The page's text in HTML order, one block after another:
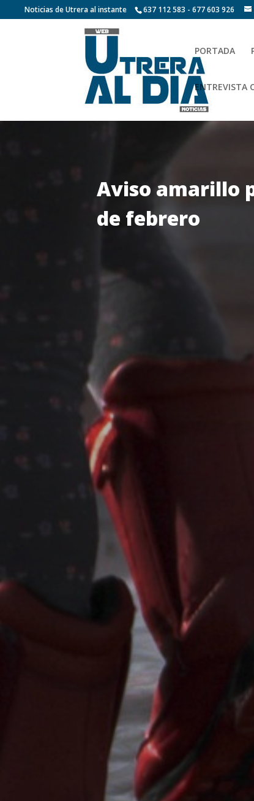
Noticias de Utrera al instante 637 112 583 - 677 603 926
PORTADA
ENTREVISTA
Aviso amarillo
de febrero